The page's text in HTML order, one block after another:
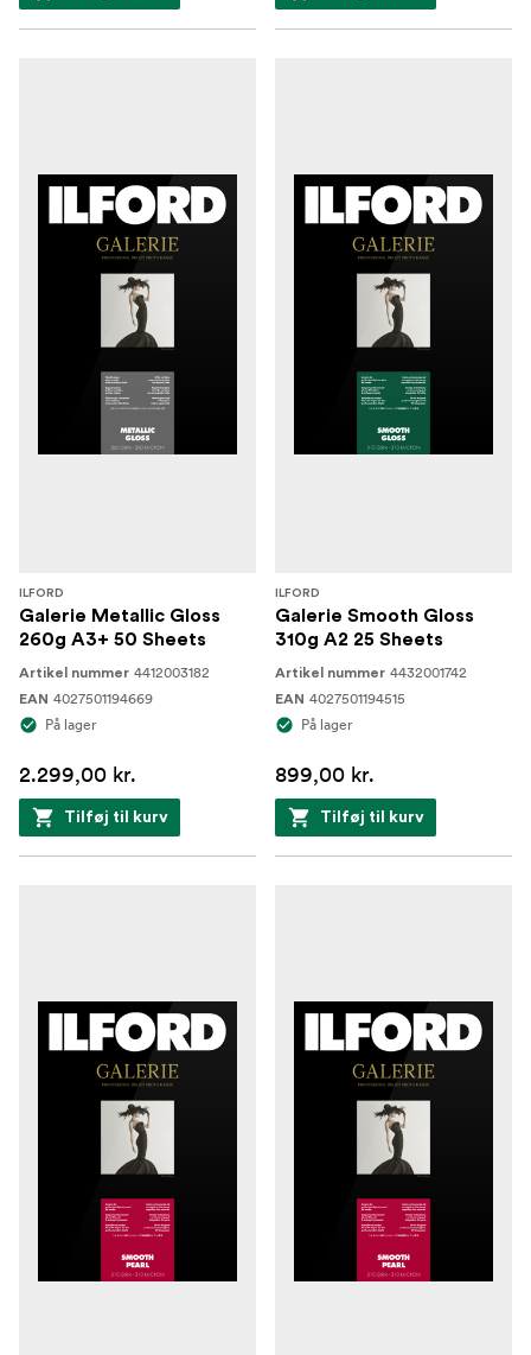
ILFORD
Galerie Metallic Gloss
260g A3+ 50 Sheets
Artikel nummer 4412003182
EAN 4027501194669
På lager
2.299,00 kr.
Tilføj til kurv
ILFORD
Galerie Smooth Gloss
310g A2 25 Sheets
Artikel nummer 4432001742
EAN 4027501194515
På lager
899,00 kr.
Tilføj til kurv